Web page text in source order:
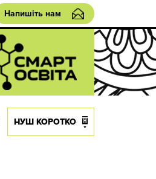
Напишіть нам
НУШ КОРОТКО